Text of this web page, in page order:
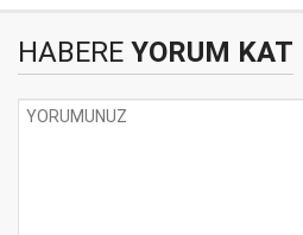
HABERE YORUM KAT